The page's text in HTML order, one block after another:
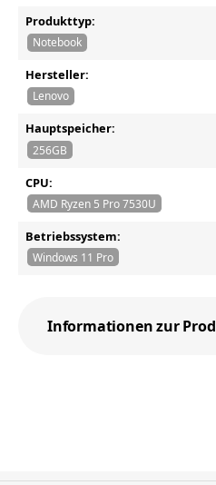
Produkttyp:
Notebook
Hersteller:
Lenovo
Hauptspeicher:
256GB
CPU:
AMD Ryzen 5 Pro 7530U
Betriebssystem:
Windows 11 Pro
Informationen zur